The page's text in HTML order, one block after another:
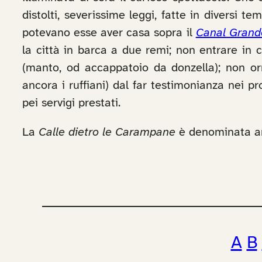
distolti, severissime leggi, fatte in diversi
potevano esse aver casa sopra il Canal
la città in barca a due remi; non entrare in
(manto, od accappatoio da donzella); non
ancora i ruffiani) dal far testimonianza nei
pei servigi prestati.
La Calle dietro le Carampane è denominata
A B